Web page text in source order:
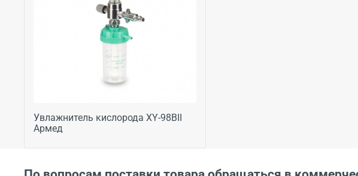
Увлажнитель кислорода XY-98BII
Армед